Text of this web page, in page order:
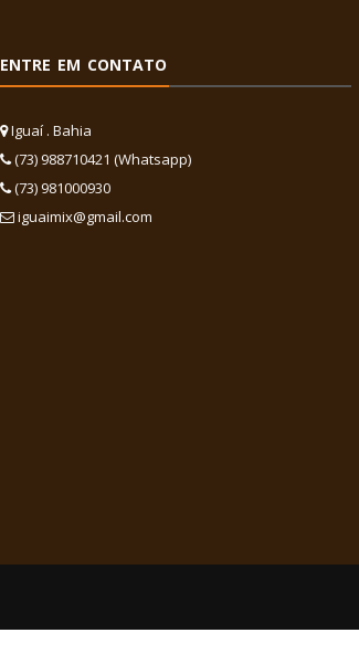
ENTRE EM CONTATO
Iguaí . Bahia
(73) 988710421 (Whatsapp)
(73) 981000930
iguaimix@gmail.com